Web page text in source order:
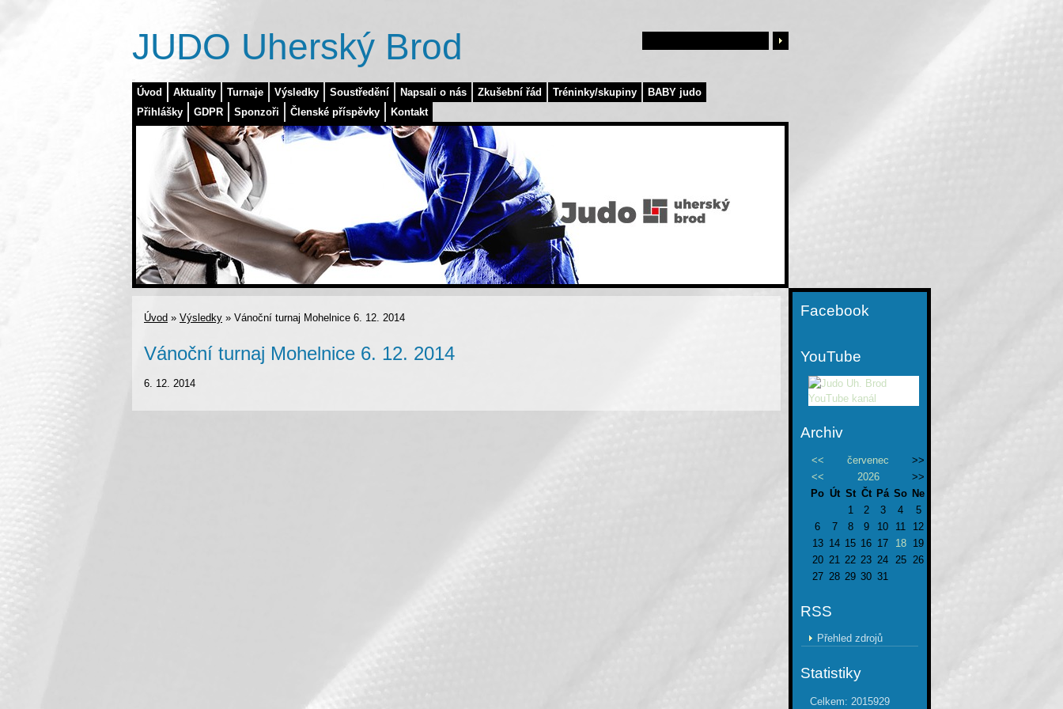
Úvod Aktuality Turnaje Výsledky Soustředění Napsali o nás Zkušební řád Tréninky/skupiny
BABY judo
Přihlášky
GDPR Sponzoři Členské příspěvky Kontakt
JUDO Uherský Brod
Úvod » Výsledky » Vánoční turnaj Mohelnice 6. 12. 2014
Vánoční turnaj Mohelnice 6. 12. 2014
6. 12. 2014
Facebook
YouTube
Archiv
<< červenec
>>
<<
2026
>>
Po Út St Čt Pá So Ne
1
2 3 4
5
6
7 8 9 10 11
12
13 14 15 16 17 18
19
20 21 22 23 24 25 26
27 28 29 30 31
RSS
Přehled zdrojů
Statistiky
Celkem: 2015929